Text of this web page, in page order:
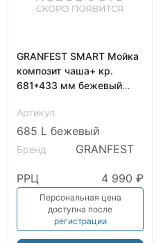
GRANFEST SMART Мойка
композит чаша+ кр.
681*433 мм бежевый
Артикул
685 L бежевый
Бренд GRANFEST
РРЦ 4 990 ₽
Персональная цена
доступна после
регистрации